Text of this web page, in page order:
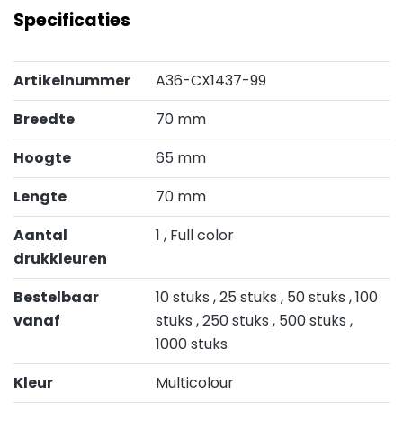
Specificaties
Artikelnummer
A36-CX1437-99
Breedte
70 mm
Hoogte
65 mm
Lengte
70 mm
Aantal
drukkleuren
1 , Full color
Bestelbaar
vanaf
10 stuks , 25 stuks , 50 stuks , 100
stuks , 250 stuks , 500 stuks ,
1000 stuks
Kleur
Multicolour